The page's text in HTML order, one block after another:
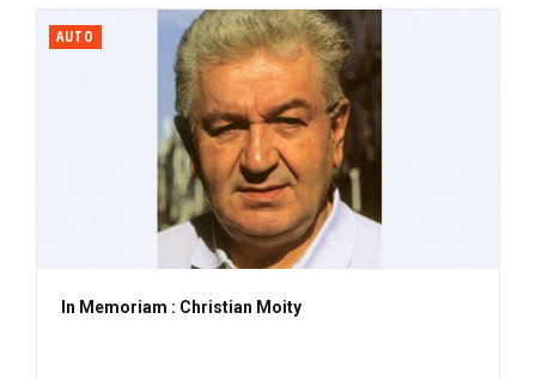
AUTO
In Memoriam : Christian Moity